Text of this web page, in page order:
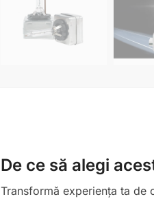
De ce să alegi
Transformă experiența ta de